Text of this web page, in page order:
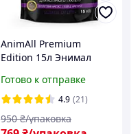
AnimAll Premium
Edition 15л Энимал
наповнювач для
котячого туалету
Фіолетовий Аметист
Готово к отправке
4.9 (21)
950 ₴/упаковка